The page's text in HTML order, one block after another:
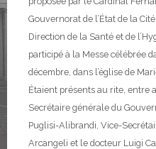
Gouvernorat de l’État de la
Direction de la Santé et de
participé à la Messe célébrée
décembre, dans l’église de
Étaient présents au rite, entre
Secrétaire générale du
Puglisi-Alibrandi, Vice-
Arcangeli et le docteur Luigi